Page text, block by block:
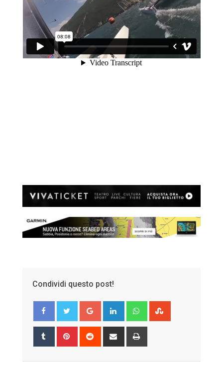
Condividi questo post!
Google+ LinkedIn Whatsapp
Tumblr Pinterest Reddit
Share